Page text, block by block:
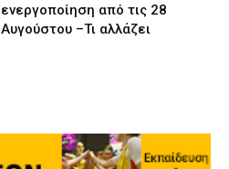
ενεργοποίηση από τις 28
Αυγούστου –Τι αλλάζει